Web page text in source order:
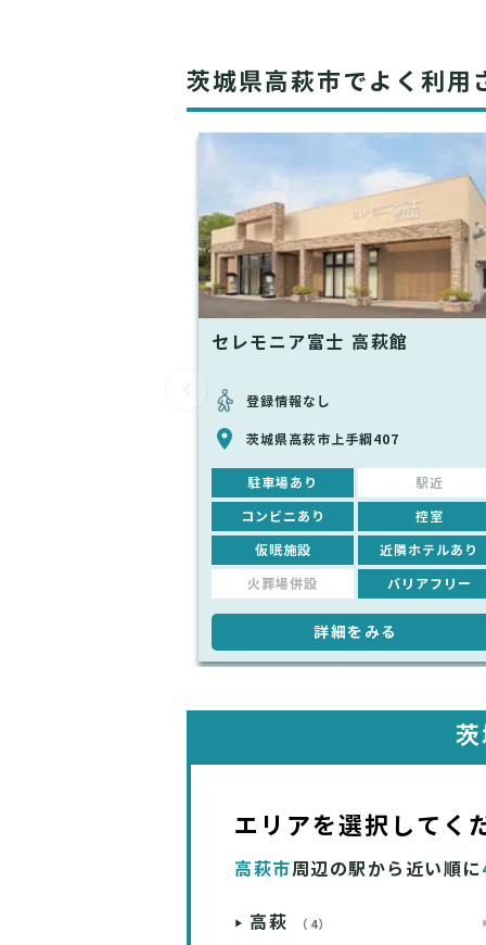
茨城県高萩市でよく利用
セレモニア富士 高萩館
登録情報なし
茨城県高萩市上手綱407
駐車場あり 駅近
コンビニあり 控室
仮眠施設 近隣ホテルあり
火葬場併設 バリアフリー
詳細をみる
エリアを選択してく
高萩市周辺の駅から近い順に
高萩 （4）